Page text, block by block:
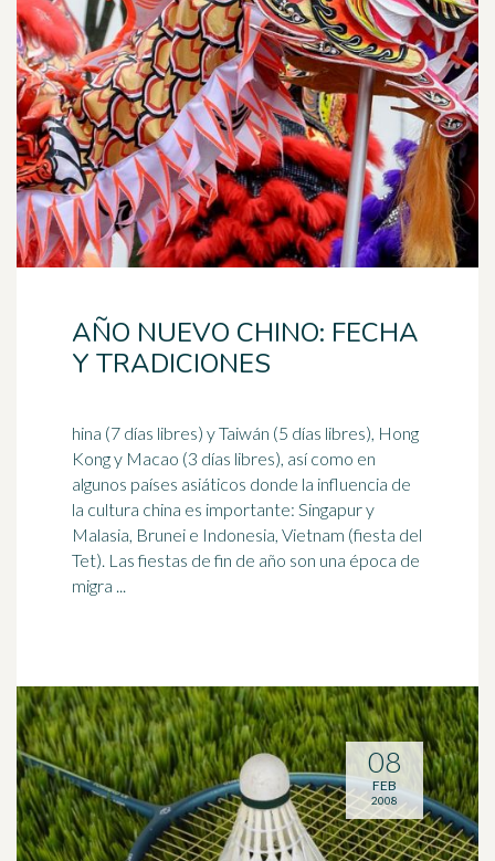
AÑO NUEVO CHINO: FECHA
Y TRADICIONES
hina (7 días libres) y Taiwán (5 días libres), Hong
Kong y Macao (3 días libres), así como en
algunos países asiáticos donde la influencia de
la cultura china es importante: Singapur y
Malasia, Brunei e Indonesia, Vietnam (fiesta del
Tet). Las fiestas de fin de año son una época de
migra ...
08
FEB
2008